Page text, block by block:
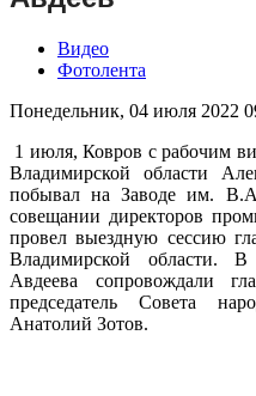
Видео
Фотолента
Понедельник, 04 июля 2022
1 июля, Ковров с рабочим
Владимирской области
побывал на Заводе им.
совещании директоров
провел выездную сессию
Владимирской области. В
Авдеева сопровождали
председатель Совета
Анатолий Зотов.